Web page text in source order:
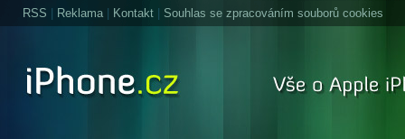
RSS Reklama| Kontakt Souhlas se zpracováním souborů cookies